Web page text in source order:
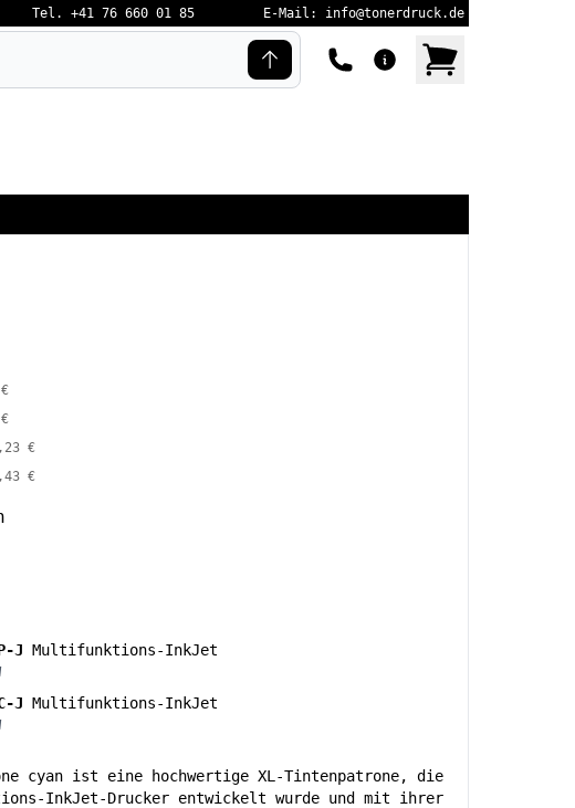
Tel. +41 76 660 01 85 E-Mail: info@tonerdruck.de
€
€
J Multifunktions-InkJet
J Multifunktions-InkJet
cyan ist eine hochwertige XL-Tintenpatrone, die
InkJet-Drucker entwickelt wurde und mit ihrer